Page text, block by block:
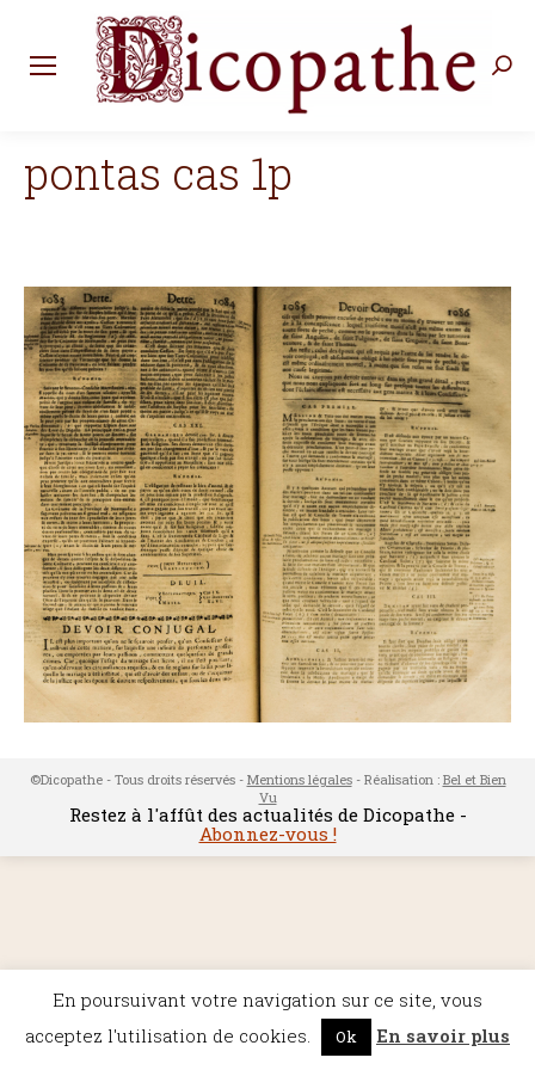
pontas cas 1p
©Dicopathe - Tous droits réservés - Mentions légales- Réalisation : Bel et Bien
Vu
Restez à l'affût des actualités de Dicopathe -
Abonnez-vous !
En poursuivant votre navigation sur ce site, vous
acceptez l'utilisation de cookies.
Ok En savoir plus